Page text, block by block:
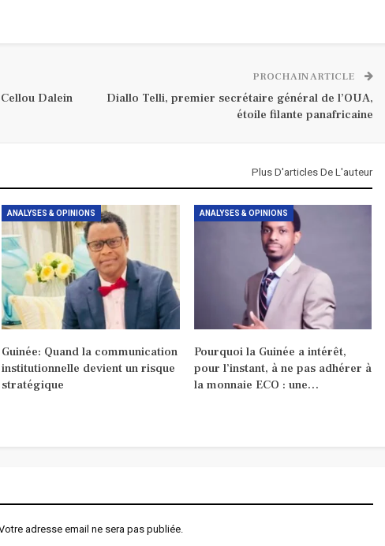
Dalein
PROCHAIN ARTICLE
Diallo Telli, premier secrétaire général de l’OUA,
étoile filante panafricaine
Plus D'articles De L'auteur
ANALYSES & OPINIONS
Guinée: Quand la communication
institutionnelle devient un risque
stratégique
ANALYSES & OPINIONS
Pourquoi la Guinée a intérêt,
pour l’instant, à ne pas adhérer à
la monnaie ECO : une…
adresse email ne sera pas publiée.